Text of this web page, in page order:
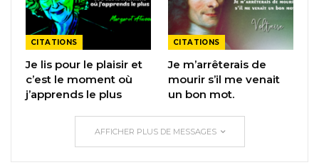
CITATIONS
Je lis pour le plaisir et
c’est le moment où
j’apprends le plus
CITATIONS
Je m’arrêterais de
mourir s’il me venait
un bon mot.
AFFICHER PLUS DE MESSAGES